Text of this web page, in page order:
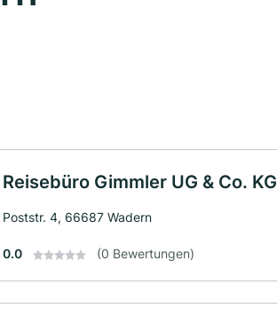
Reisebüro Gimmler UG & Co. KG
Poststr. 4, 66687 Wadern
0.0 (0 Bewertungen)